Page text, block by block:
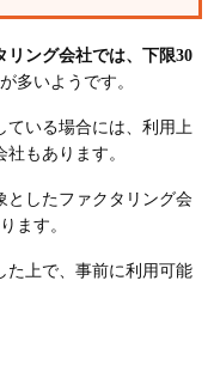
リング会社では、下限30
多いようです。
ている場合には、利用上
もあります。
としたファクタリング会
ます。
た上で、事前に利用可能